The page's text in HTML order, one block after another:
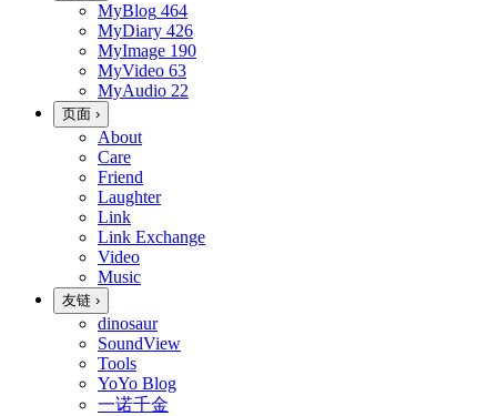
MyBlog 464
MyDiary 426
MyImage 190
MyVideo 63
MyAudio 22
页面 ›
About
Care
Friend
Laughter
Link
Link Exchange
Video
Music
友链 ›
dinosaur
SoundView
Tools
YoYo Blog
一诺千金